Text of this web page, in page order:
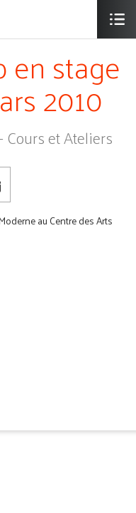
en stage
2010
et Ateliers
au Centre des Arts